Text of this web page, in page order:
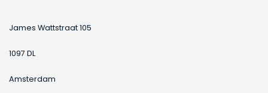
James Wattstraat 105
1097 DL
Amsterdam